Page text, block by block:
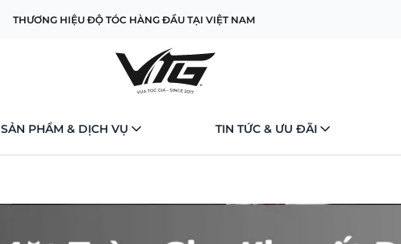
THƯƠNG HIỆU ĐỘ TÓC HÀNG ĐẦU TẠI VIỆT NAM
SẢN PHẨM & DỊCH VỤ TIN TỨC & ƯU ĐÃI